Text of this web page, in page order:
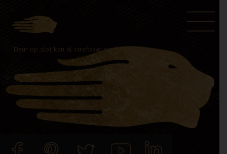
naar
hoofd
naar
voettekst
“Deur op slot kan al strafbaar zijn”